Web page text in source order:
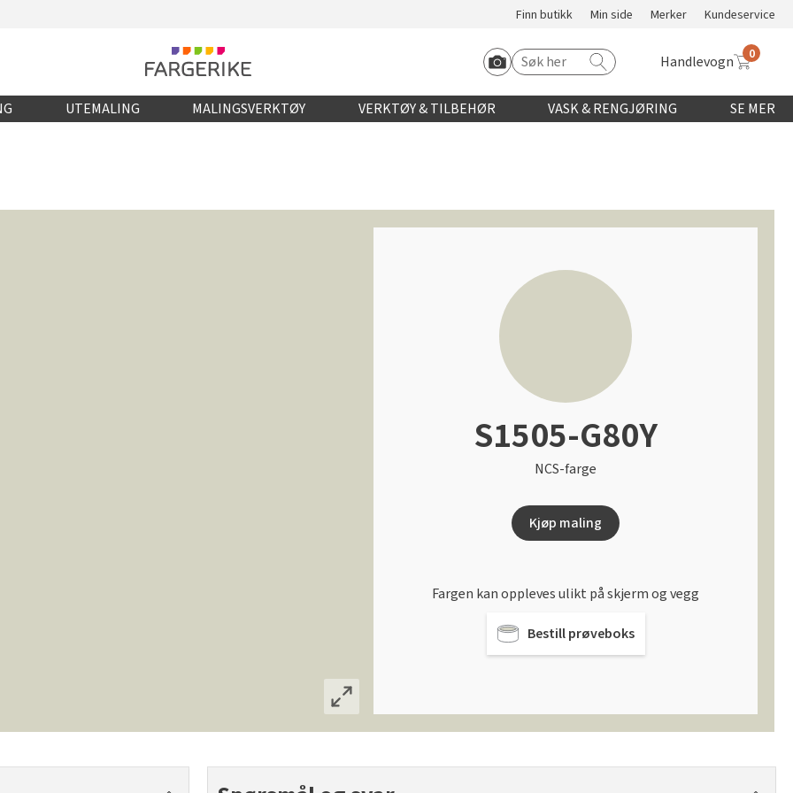
Finn butikk Min side Merker Kundeservice
Start Roomvo
Søk etter: Handlevogn 0
UTEMALING MALINGSVERKTØY VERKTØY & TILBEHØR VASK & RENGJØRING SE MER
S1505-G80Y
NCS-farge
Kjøp maling
Fargen kan oppleves ulikt på skjerm og vegg
Bestill prøveboks